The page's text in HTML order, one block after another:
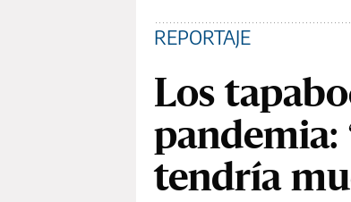
REPORTAJE
Los
pandemia:
tendría